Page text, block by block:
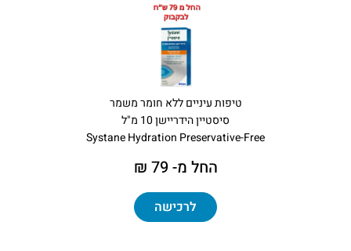
טיפות עיניים ללא חומר משמר
סיסטיין הידריישן 10 מ"ל
Systane Hydration Preservative-Free
החל מ- 79 ₪
לרכישה